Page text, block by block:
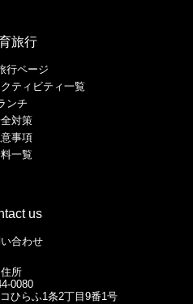
旅行
行ページ
ティビティ一覧
ンチ
対策
事項
一覧
us
合わせ
住所
0080
ひらふ1条2丁目9番1号